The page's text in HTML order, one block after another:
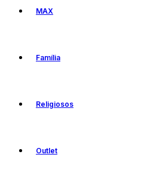
MAX
Família
Religiosos
Outlet